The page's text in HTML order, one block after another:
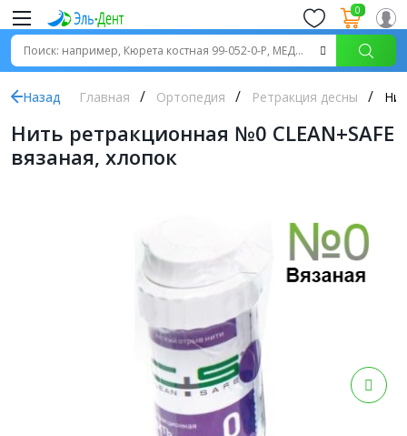
0
Назад Главная Ортопедия Ретракция десны
Нить ретракционная №0 CLEAN+SAFE
вязаная, хлопок